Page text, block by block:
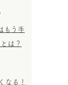
もう手
は？
なる！